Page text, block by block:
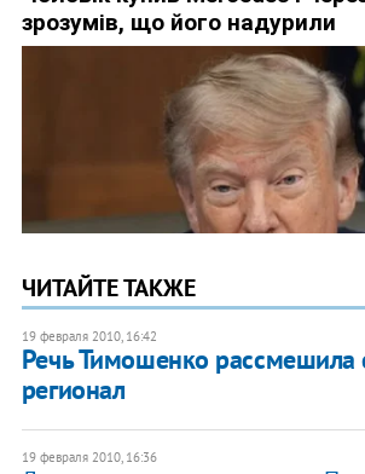
ЧИТАЙТЕ ТАКЖЕ
19 февраля 2010, 16:42
Речь Тимошенко рассмешила
регионал
19 февраля 2010, 16:36